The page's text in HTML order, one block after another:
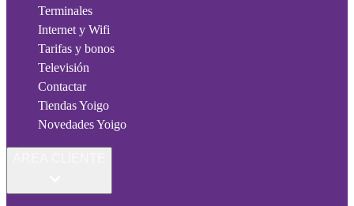
Terminales
Internet y Wifi
Tarifas y bonos
Televisión
Contactar
Tiendas Yoigo
Novedades Yoigo